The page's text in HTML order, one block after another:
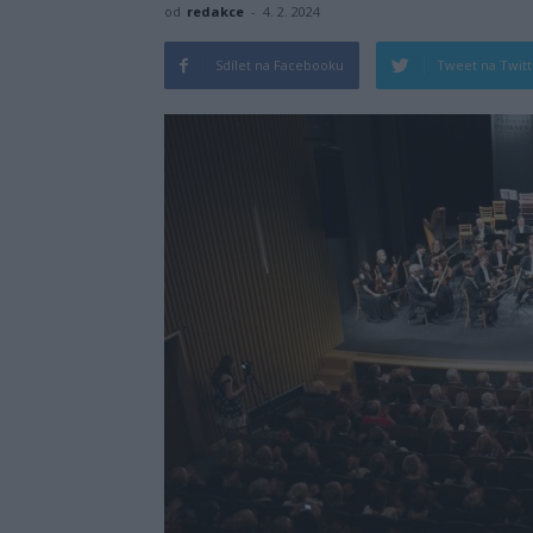
od redakce - 4. 2. 2024
Sdílet na Facebooku Tweet na